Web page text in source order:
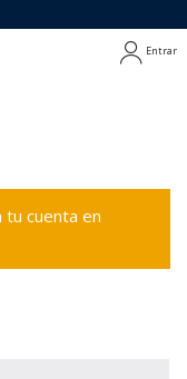
Entrar
cuenta en